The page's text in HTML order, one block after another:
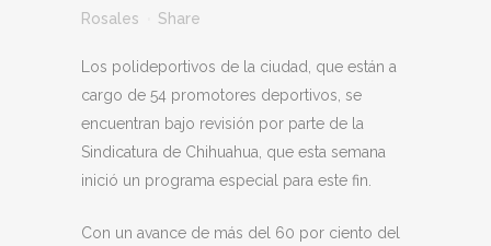
Rosales
Share
Los polideportivos de la ciudad, que están a
cargo de 54 promotores deportivos, se
encuentran bajo revisión por parte de la
Sindicatura de Chihuahua, que esta semana
inició un programa especial para este fin.
Con un avance de más del 60 por ciento del